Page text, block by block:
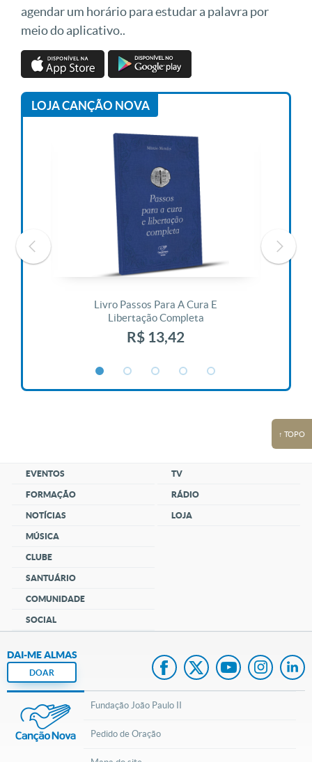
agendar um horário para estudar a palavra por
meio do aplicativo..
LOJA CANÇÃO NOVA
Livro Passos Para A Cura E
Libertação Completa
R$ 13,42
↑ TOPO
EVENTOS
FORMAÇÃO
NOTÍCIAS
MÚSICA
CLUBE
SANTUÁRIO
COMUNIDADE
SOCIAL
TV
RÁDIO
LOJA
DAI-ME ALMAS
DOAR
Fundação João Paulo II
Pedido de Oração